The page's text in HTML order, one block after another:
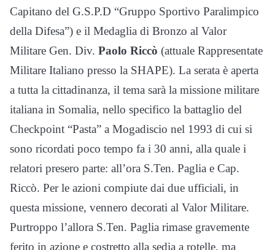
Capitano del G.S.P.D “Gruppo Sportivo Paralimpico
della Difesa”) e il Medaglia di Bronzo al Valor
Militare Gen. Div. Paolo Riccò (attuale Rappresentate
Militare Italiano presso la SHAPE). La serata è aperta
a tutta la cittadinanza, il tema sarà la missione militare
italiana in Somalia, nello specifico la battaglio del
Checkpoint “Pasta” a Mogadiscio nel 1993 di cui si
sono ricordati poco tempo fa i 30 anni, alla quale i
relatori presero parte: all’ora S.Ten. Paglia e Cap.
Riccò. Per le azioni compiute dai due ufficiali, in
questa missione, vennero decorati al Valor Militare.
Purtroppo l’allora S.Ten. Paglia rimase gravemente
ferito in azione e costretto alla sedia a rotelle, ma